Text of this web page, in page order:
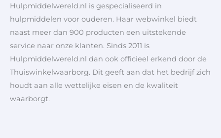
Hulpmiddelwereld.nl is gespecialiseerd in
hulpmiddelen voor ouderen. Haar webwinkel biedt
naast meer dan 900 producten een uitstekende
service naar onze klanten. Sinds 2011 is
Hulpmiddelwereld.nl dan ook officieel erkend door de
Thuiswinkelwaarborg. Dit geeft aan dat het bedrijf zich
houdt aan alle wettelijke eisen en de kwaliteit
waarborgt.